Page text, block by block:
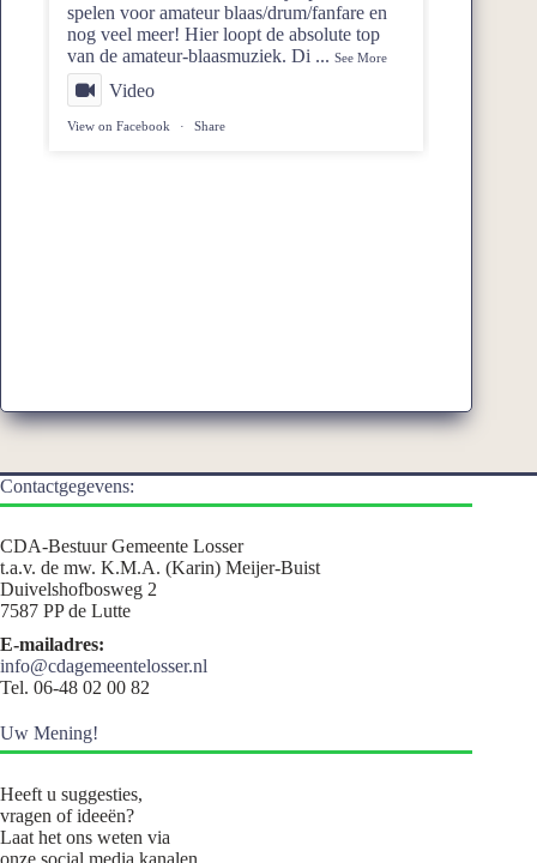
spelen voor amateur blaas/drum/fanfare en
nog veel meer! Hier loopt de absolute top
van de amateur-blaasmuziek. Di ... See More
Video
View on Facebook · Share
Contactgegevens:
CDA-Bestuur Gemeente Losser
t.a.v. de mw. K.M.A. (Karin) Meijer-Buist
Duivelshofbosweg 2
7587 PP de Lutte
E-mailadres:
info@cdagemeentelosser.nl
Tel. 06-48 02 00 82
Uw Mening!
Heeft u suggesties,
vragen of ideeën?
Laat het ons weten via